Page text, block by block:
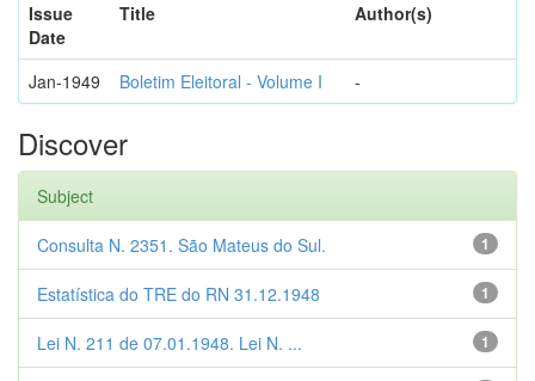
Issue
Date
Title Author(s)
Jan-1949 Boletim Eleitoral - Volume I -
Discover
Subject
1
Consulta N. 2351. São Mateus do Sul.
1
Estatística do TRE do RN 31.12.1948
1
Lei N. 211 de 07.01.1948. Lei N. ...